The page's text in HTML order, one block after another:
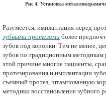
Рис 4. Установка
Разумеется, имплантация перед
зубными протезами более
зубов под коронки. Тем не менее,
зубов по традиционным
этой причине многие пациенты,
протезирования и имплантации
съемный протез, штампованную
методики восстановления зубного